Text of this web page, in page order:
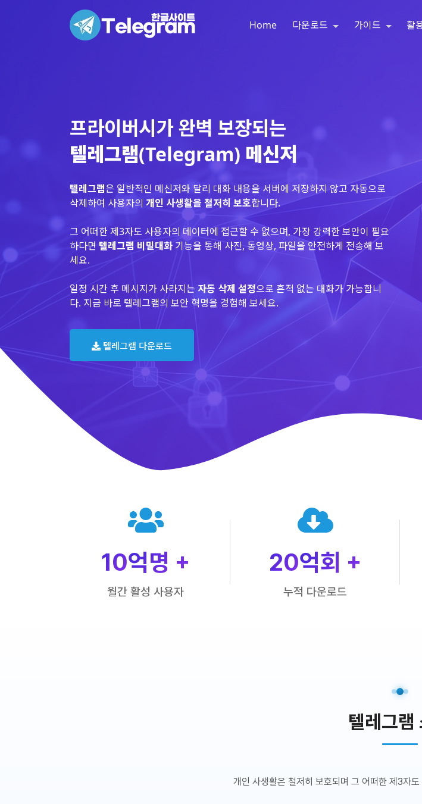
Home 다운로드 가이드 활
프라이버시가 완벽 보장되는
텔레그램(Telegram) 메신저
텔레그램은 일반적인 메신저와 달리 대화 내용을 서버에 저장하지 않고 자동으로
삭제하여 사용자의 개인 사생활을 철저히 보호합니다.
그 어떠한 제3자도 사용자의 데이터에 접근할 수 없으며, 가장 강력한 보안이 필요
하다면 텔레그램 비밀대화 기능을 통해 사진, 동영상, 파일을 안전하게 전송해 보
세요.
일정 시간 후 메시지가 사라지는 자동 삭제 설정으로 흔적 없는 대화가 가능합니
다. 지금 바로 텔레그램의 보안 혁명을 경험해 보세요.
텔레그램 다운로드
텔레그램 글로벌 이용 통계
10억명 +
월간 활성 사용자
20억회 +
누적 다운로드
텔레그램
개인 사생활은 철저히 보호되며 그 어떠한 제3자